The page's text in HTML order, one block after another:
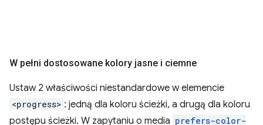
W pełni dostosowane kolory jasne i ciemne
Ustaw 2 właściwości niestandardowe w elemencie
<progress> : jedną dla koloru ścieżki, a drugą dla koloru
postępu ścieżki. W zapytaniu o media prefers-color-